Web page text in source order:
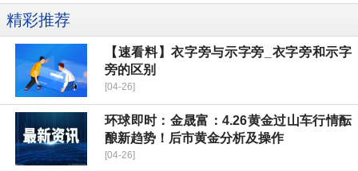
精彩推荐
【速看料】衣字旁与示字旁_衣字旁和示字
旁的区别
[04-26]
环球即时：金晟富：4.26黄金过山车行情酝
酿新趋势！后市黄金分析及操作
[04-26]